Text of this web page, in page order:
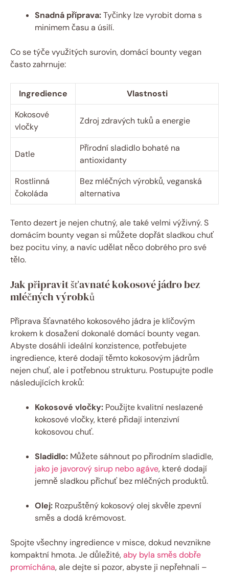
Snadná příprava:Tyčinky lze vyrobit doma s
minimem času a úsilí.
Co se týče využitých surovin, domácí bounty vegan
často zahrnuje:
Ingredience
Vlastnosti
Kokosové
vločky
Zdroj zdravých tuků a energie
Datle
Přírodní sladidlo bohaté na
antioxidanty
Rostlinná
čokoláda
Bez mléčných výrobků, veganská
alternativa
Tento dezert je nejen chutný, ale také velmi výživný. S
domácím bounty vegan si můžete dopřát sladkou chuť
bez pocitu viny, a navíc udělat něco dobrého pro své
tělo.
Jak připravit šťavnaté kokosové jádro bez
mléčných výrobků
Příprava šťavnatého kokosového jádra je klíčovým
krokem k dosažení dokonalé domácí bounty vegan.
Abyste dosáhli ideální konzistence, potřebujete
ingredience, které dodají těmto kokosovým jádrům
nejen chuť, ale i potřebnou strukturu. Postupujte podle
následujících kroků:
Kokosové vločky: Použijte kvalitní neslazené
kokosové vločky, které přidají intenzivní
kokosovou chuť.
Sladidlo: Můžete sáhnout po přírodním sladidle,
jako je javorový sirup nebo agáve, které dodají
jemně sladkou příchuť bez mléčných produktů.
Olej: Rozpuštěný kokosový olej skvěle zpevní
směs a dodá krémovost.
Spojte všechny ingredience v misce, dokud nevznikne
kompaktní hmota. Je důležité,aby byla směs dobře
promíchána, ale dejte si pozor, abyste ji nepřehnali –